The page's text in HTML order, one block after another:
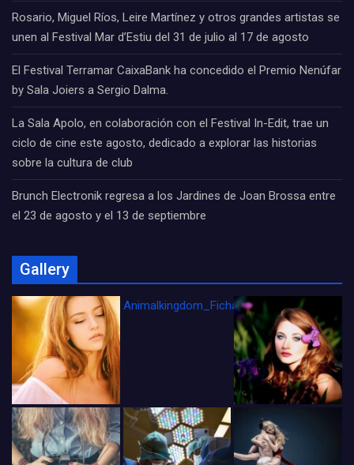
Rosario, Miguel Ríos, Leire Martínez y otros grandes artistas se
unen al Festival Mar d’Estiu del 31 de julio al 17 de agosto
El Festival Terramar CaixaBank ha concedido el Premio Nenúfar
by Sala Joiers a Sergio Dalma.
La Sala Apolo, en colaboración con el Festival In-Edit, trae un
ciclo de cine este agosto, dedicado a explorar las historias
sobre la cultura de club
Brunch Electronik regresa a los Jardines de Joan Brossa entre
el 23 de agosto y el 13 de septiembre
Gallery
Animalkingdom_FichaCine